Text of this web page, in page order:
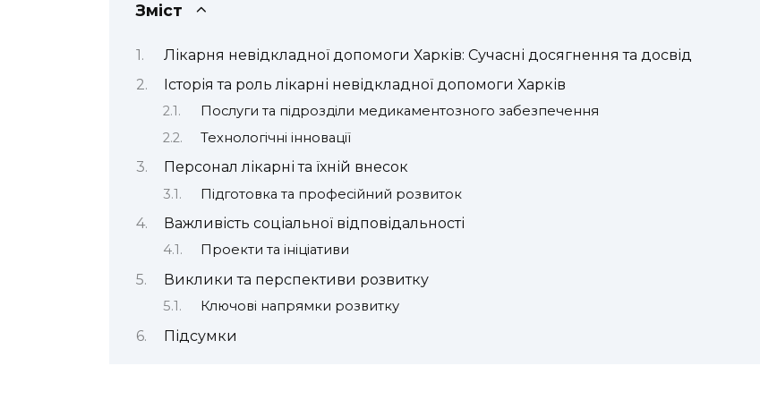
Зміст
Лікарня невідкладної допомоги Харків: Сучасні досягнення та досвід
Історія та роль лікарні невідкладної допомоги Харків
Послуги та підрозділи медикаментозного забезпечення
Технологічні інновації
Персонал лікарні та їхній внесок
Підготовка та професійний розвиток
Важливість соціальної відповідальності
Проекти та ініціативи
Виклики та перспективи розвитку
Ключові напрямки розвитку
Підсумки